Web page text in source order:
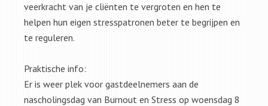
veerkracht van je cliënten te vergroten en hen te
helpen hun eigen stresspatronen beter te begrijpen en
te reguleren.
Praktische info:
Er is weer plek voor gastdeelnemers aan de
nascholingsdag van Burnout en Stress op woensdag 8